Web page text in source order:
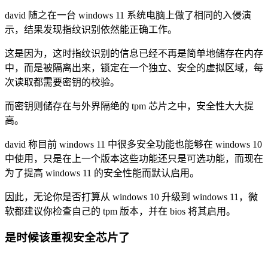
david 随之在一台 windows 11 系统电脑上做了相同的入侵演
示，结果发现指纹识别依然能正确工作。
这是因为，这时指纹识别的信息已经不再是简单地储存在内存
中，而是被隔离出来，锁定在一个独立、安全的虚拟区域，每
次读取都需要密钥的校验。
而密钥则储存在与外界隔绝的 tpm 芯片之中，安全性大大提
高。
david 称目前 windows 11 中很多安全功能也能够在 windows 10
中使用，只是在上一个版本这些功能还只是可选功能，而现在
为了提高 windows 11 的安全性能而默认启用。
因此，无论你是否打算从 windows 10 升级到 windows 11，微
软都建议你检查自己的 tpm 版本，并在 bios 将其启用。
是时候该重视安全芯片了